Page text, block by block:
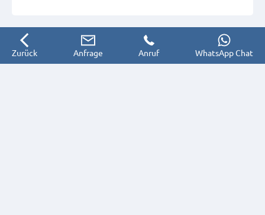
Zurück Anfrage Anruf WhatsApp Chat